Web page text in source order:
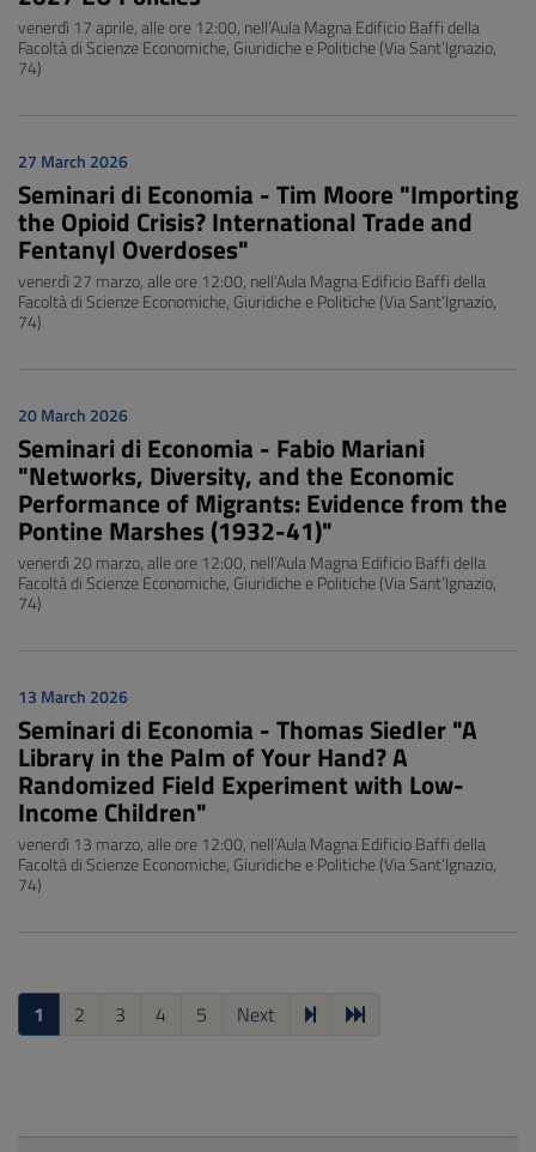
venerdì 17 aprile, alle ore 12:00, nell’Aula Magna Edificio Baffi della
Facoltà di Scienze Economiche, Giuridiche e Politiche (Via Sant’Ignazio,
74)
27 March 2026
Seminari di Economia - Tim Moore "Importing
the Opioid Crisis? International Trade and
Fentanyl Overdoses"
venerdì 27 marzo, alle ore 12:00, nell’Aula Magna Edificio Baffi della
Facoltà di Scienze Economiche, Giuridiche e Politiche (Via Sant’Ignazio,
74)
20 March 2026
Seminari di Economia - Fabio Mariani
"Networks, Diversity, and the Economic
Performance of Migrants: Evidence from the
Pontine Marshes (1932-41)"
venerdì 20 marzo, alle ore 12:00, nell’Aula Magna Edificio Baffi della
Facoltà di Scienze Economiche, Giuridiche e Politiche (Via Sant’Ignazio,
74)
13 March 2026
Seminari di Economia - Thomas Siedler "A
Library in the Palm of Your Hand? A
Randomized Field Experiment with Low-
Income Children"
venerdì 13 marzo, alle ore 12:00, nell’Aula Magna Edificio Baffi della
Facoltà di Scienze Economiche, Giuridiche e Politiche (Via Sant’Ignazio,
74)
1 2 3 4 5 Next